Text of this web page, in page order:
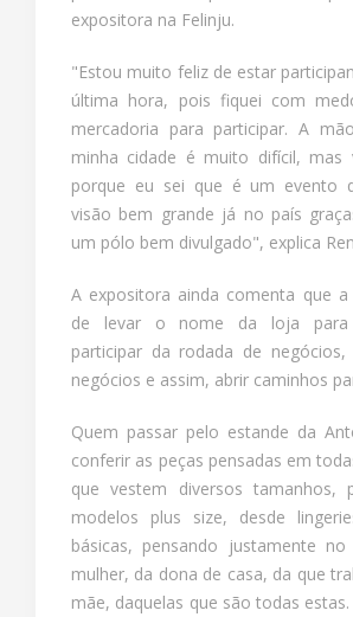
expositora na Felinju.
"Estou muito feliz de estar
última hora, pois fiquei com
mercadoria para participar. A
minha cidade é muito difícil, mas
porque eu sei que é um evento
visão bem grande já no país
um pólo bem divulgado", explica
A expositora ainda comenta que a
de levar o nome da loja para
participar da rodada de
negócios e assim, abrir caminhos
Quem passar pelo estande da
conferir as peças pensadas em
que vestem diversos tamanhos,
modelos plus size, desde
básicas, pensando justamente
mulher, da dona de casa, da que
mãe, daquelas que são todas